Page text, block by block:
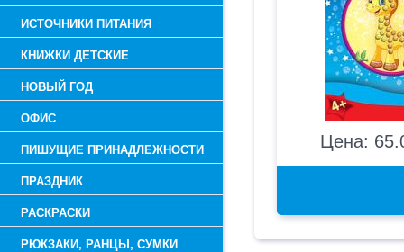
ИСТОЧНИКИ ПИТАНИЯ
КНИЖКИ ДЕТСКИЕ
НОВЫЙ ГОД
ОФИС
ПИШУЩИЕ ПРИНАДЛЕЖНОСТИ
ПРАЗДНИК
РАСКРАСКИ
РЮКЗАКИ, РАНЦЫ, СУМКИ
Цена: